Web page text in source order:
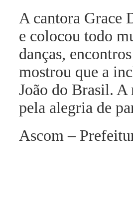
A cantora Grace
e colocou todo
danças,
mostrou que a
João do Brasil.
pela alegria de
Ascom –